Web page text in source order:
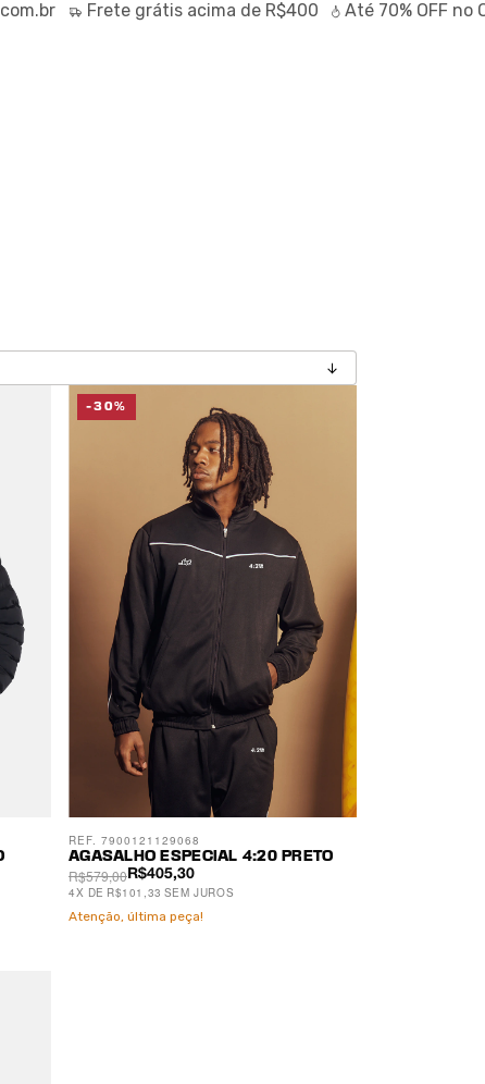
Frete grátis acima de R$400 Até 70% OFF no
AGASALHO ESPECIAL 4:20 PRETO
R$405,30
R$579,00
4X DE R$101,33 SEM JUROS
REF. 7900121129068
-30%
Atenção, última peça!